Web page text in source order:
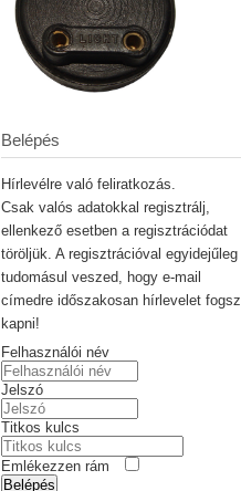
Belépés
Hírlevélre való feliratkozás.
Csak valós adatokkal regisztrálj,
ellenkező esetben a regisztrációdat
töröljük. A regisztrációval egyidejűleg
tudomásul veszed, hogy e-mail
címedre időszakosan hírlevelet fogsz
kapni!
Felhasználói név
Jelszó
Titkos kulcs
Emlékezzen rám
Belépés